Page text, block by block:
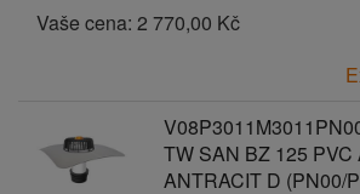
Vaše cena: 2 770,00 Kč
TW SAN BZ 125 PVC
ANTRACIT D (PN00/